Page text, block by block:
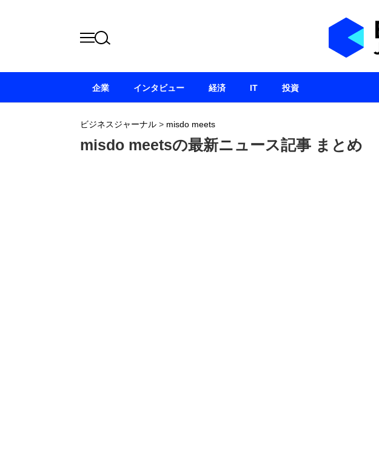
ビジネスジャーナル > misdo meets
misdo meetsの最新ニュース記事 まとめ
企業 インタビュー 経済 IT 投資